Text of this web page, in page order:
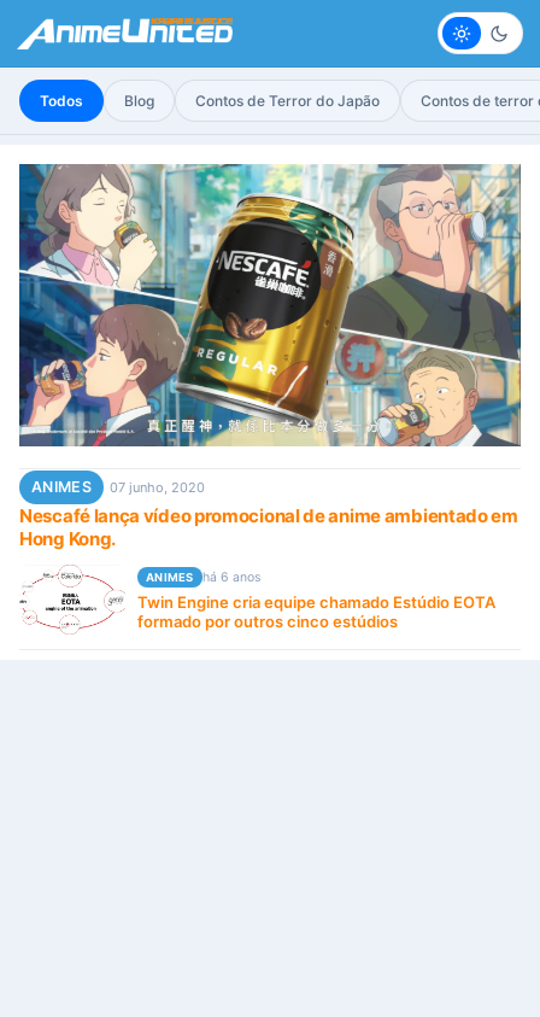
Claro
Todos Blog Contos de Terror do Japão Contos de terror
ANIMES 07 junho, 2020
Nescafé lança vídeo promocional de anime ambientado em
Hong Kong.
ANIMES há 6 anos
Twin Engine cria equipe chamado Estúdio EOTA
formado por outros cinco estúdios